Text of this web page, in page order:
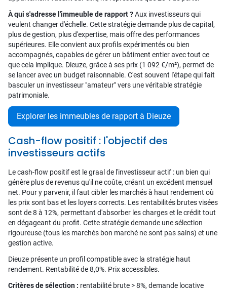
À qui s'adresse l'immeuble de rapport ?Aux investisseurs qui
veulent changer d'échelle. Cette stratégie demande plus de capital,
plus de gestion, plus d'expertise, mais offre des performances
supérieures. Elle convient aux profils expérimentés ou bien
accompagnés, capables de gérer un bâtiment entier avec tout ce
que cela implique. Dieuze, grâce à ses prix (1 092 €/m²), permet de
se lancer avec un budget raisonnable. C'est souvent l'étape qui fait
basculer un investisseur "amateur" vers une véritable stratégie
patrimoniale.
Explorer les immeubles de rapport à Dieuze
Cash-flow positif : l'objectif des
investisseurs actifs
Le cash-flow positif est le graal de l'investisseur actif : un bien qui
génère plus de revenus qu'il ne coûte, créant un excédent mensuel
net. Pour y parvenir, il faut cibler les marchés à haut rendement où
les prix sont bas et les loyers corrects. Les rentabilités brutes visées
sont de 8 à 12%, permettant d'absorber les charges et le crédit tout
en dégageant du profit. Cette stratégie demande une sélection
rigoureuse (tous les marchés bon marché ne sont pas sains) et une
gestion active.
Dieuze présente un profil compatible avec la stratégie haut
rendement. Rentabilité de 8,0%. Prix accessibles.
Critères de sélection : rentabilité brute > 8%, demande locative